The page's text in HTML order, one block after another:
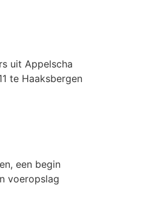
uit Appelscha
te Haaksbergen
een begin
voeropslag